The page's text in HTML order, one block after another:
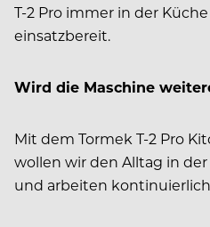
T-2 Pro immer in der
einsatzbereit.
Wird die Maschine
Mit dem Tormek T-2 Pro
wollen wir den Alltag in
und arbeiten